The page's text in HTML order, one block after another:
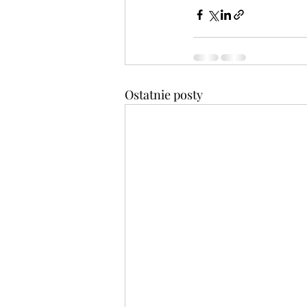
Ostatnie posty